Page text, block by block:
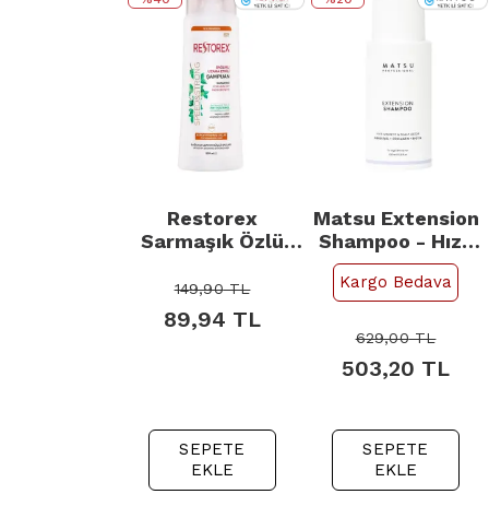
{
Restorex
Sarmaşık Özlü
Şampuanı - Kuru
ve Yıpranmış
Saçlar 500ml
149,90TL
89,94 TL
SEPETE
EKLE
Matsu Extension
Shampoo - Hızlı
Saç Uzatmaya
Yardımcı At
350ml
Kargo Bedava
629,00TL
503,20 TL
SEPETE
EKLE